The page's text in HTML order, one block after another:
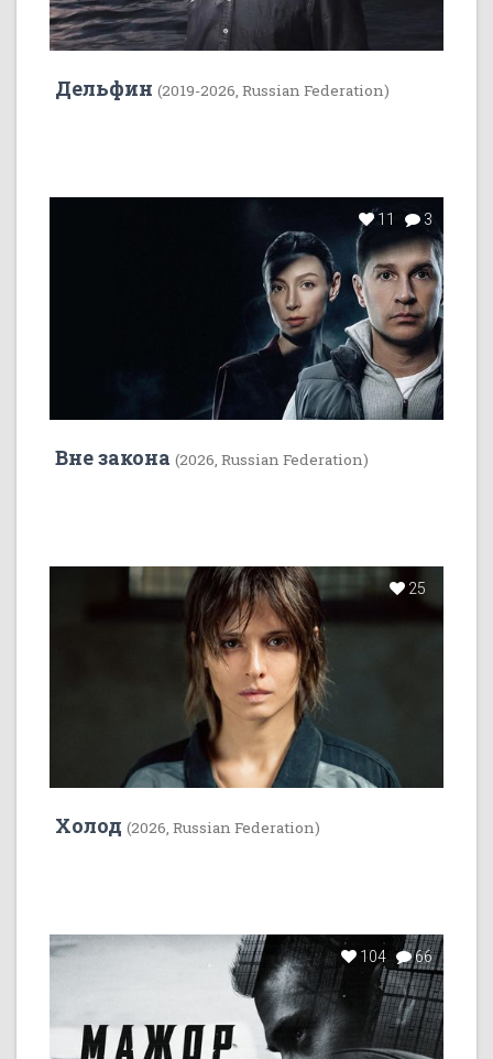
Дельфин (2019-2026, Russian Federation)
11 3
Вне закона (2026, Russian Federation)
25
Холод (2026, Russian Federation)
104 66